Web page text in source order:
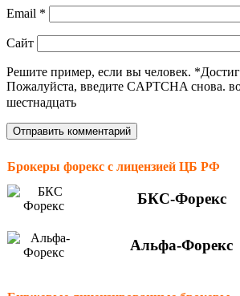
Email *
Сайт
Решите пример, если вы человек. *
Пожалуйста, введите CAPTCHA снова.
шестнадцать
Брокеры форекс с лицензией ЦБ РФ
БКС-Форекс
Альфа-Форекс